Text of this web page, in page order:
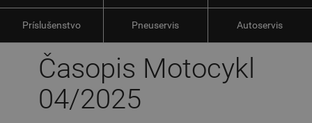
Príslušenstvo Pneuservis Autoservis
Časopis Motocykl
04/2025